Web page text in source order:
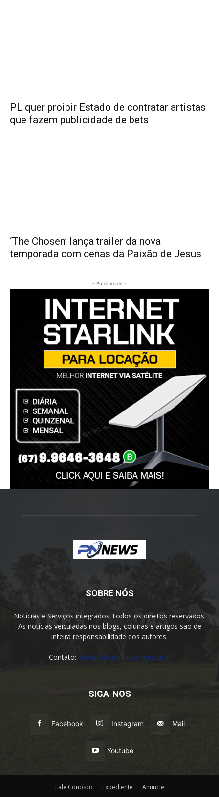
PL quer proibir Estado de contratar artistas
que fazem publicidade de bets
‘The Chosen’ lança trailer da nova
temporada com cenas da Paixão de Jesus
- Publicidade -
SOBRE NÓS
Notícias e Serviços integrados Todos os direitos reservados.
As notícias veiculadas nos blogs, colunas e artigos são de
inteira responsabilidade dos autores.
Contato: contato@plenitudenews.com
SIGA-NOS
Facebook Instagram Mail
Youtube
Fale Conosco Expediente Anuncie